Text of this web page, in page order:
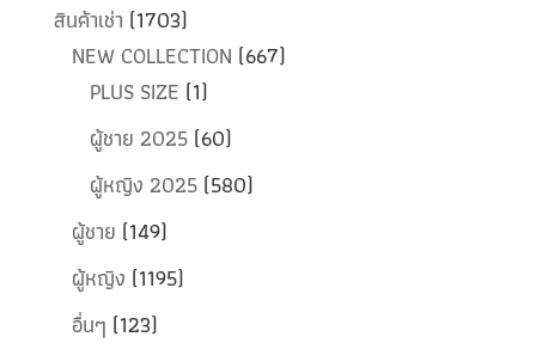
สินค้าเช่า (1703)
NEW COLLECTION (667)
PLUS SIZE (1)
ผู้ชาย 2025 (60)
ผู้หญิง 2025 (580)
ผู้ชาย (149)
ผู้หญิง (1195)
อื่นๆ (123)